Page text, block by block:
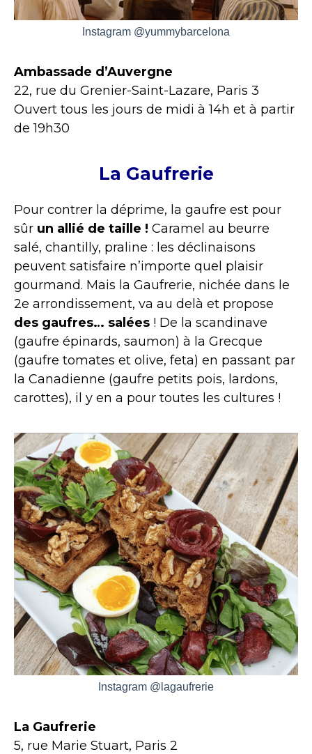
Instagram @yummybarcelona
Ambassade d’Auvergne
22, rue du Grenier-Saint-Lazare, Paris 3
Ouvert tous les jours de midi à 14h et à partir
de 19h30
La Gaufrerie
Pour contrer la déprime, la gaufre est pour
sûr un allié de taille ! Caramel au beurre
salé, chantilly, praline : les déclinaisons
peuvent satisfaire n’importe quel plaisir
gourmand. Mais la Gaufrerie, nichée dans le
2e arrondissement, va au delà et propose
des gaufres… salées ! De la scandinave
(gaufre épinards, saumon) à la Grecque
(gaufre tomates et olive, feta) en passant par
la Canadienne (gaufre petits pois, lardons,
carottes), il y en a pour toutes les cultures !
Instagram @lagaufrerie
La Gaufrerie
5, rue Marie Stuart, Paris 2